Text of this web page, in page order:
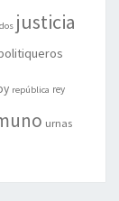
justicia
república rey
urnas